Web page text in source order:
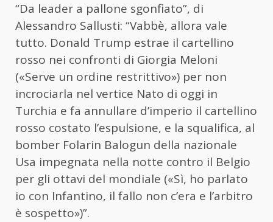
“Da leader a pallone sgonfiato”, di
Alessandro Sallusti: “Vabbè, allora vale
tutto. Donald Trump estrae il cartellino
rosso nei confronti di Giorgia Meloni
(«Serve un ordine restrittivo») per non
incrociarla nel vertice Nato di oggi in
Turchia e fa annullare d’imperio il cartellino
rosso costato l’espulsione, e la squalifica, al
bomber Folarin Balogun della nazionale
Usa impegnata nella notte contro il Belgio
per gli ottavi del mondiale («Sì, ho parlato
io con Infantino, il fallo non c’era e l’arbitro
è sospetto»)”.